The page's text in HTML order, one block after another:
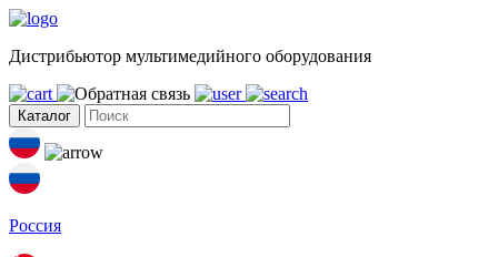
Дистрибьютор мультимедийного оборудования
Каталог
Россия